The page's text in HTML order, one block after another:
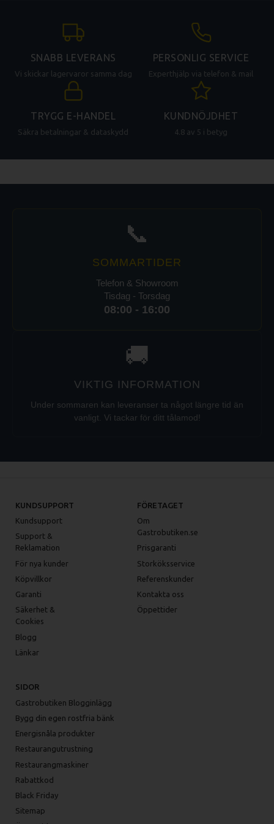
SNABB LEVERANS
Vi skickar lagervaror samma dag
PERSONLIG SERVICE
Experthjälp via telefon & mail
TRYGG E-HANDEL
Säkra betalningar & dataskydd
KUNDNÖJDHET
4.8 av 5 i betyg
📞
SOMMARTIDER
Telefon & Showroom
Tisdag - Torsdag
08:00 - 16:00
🚚
VIKTIG INFORMATION
Under sommaren kan leveranser ta något längre tid än
vanligt. Vi tackar för ditt tålamod!
KUNDSUPPORT
Kundsupport
Support &
Reklamation
För nya kunder
Köpvillkor
Garanti
Säkerhet &
Cookies
Blogg
Länkar
FÖRETAGET
Om
Gastrobutiken.se
Prisgaranti
Storköksservice
Referenskunder
Kontakta oss
Öppettider
SIDOR
Gastrobutiken Blogginlägg
Bygg din egen rostfria bänk
Energisnåla produkter
Restaurangutrustning
Restaurangmaskiner
Rabattkod
Black Friday
Sitemap